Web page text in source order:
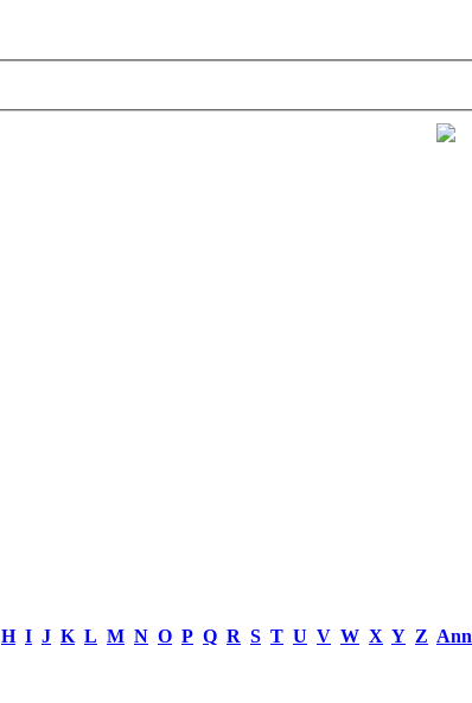
H I J K L M N O P Q R S T U V W X Y Z